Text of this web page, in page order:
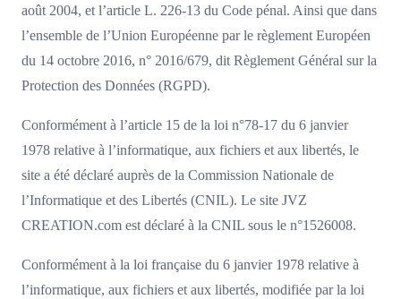
août 2004, et l’article L. 226-13 du Code pénal. Ainsi que dans
l’ensemble de l’Union Européenne par le règlement Européen
du 14 octobre 2016, n° 2016/679, dit Règlement Général sur la
Protection des Données (RGPD).
Conformément à l’article 15 de la loi n°78-17 du 6 janvier
1978 relative à l’informatique, aux fichiers et aux libertés, le
site a été déclaré auprès de la Commission Nationale de
l’Informatique et des Libertés (CNIL). Le site JVZ
CREATION.com est déclaré à la CNIL sous le n°1526008.
Conformément à la loi française du 6 janvier 1978 relative à
l’informatique, aux fichiers et aux libertés, modifiée par la loi